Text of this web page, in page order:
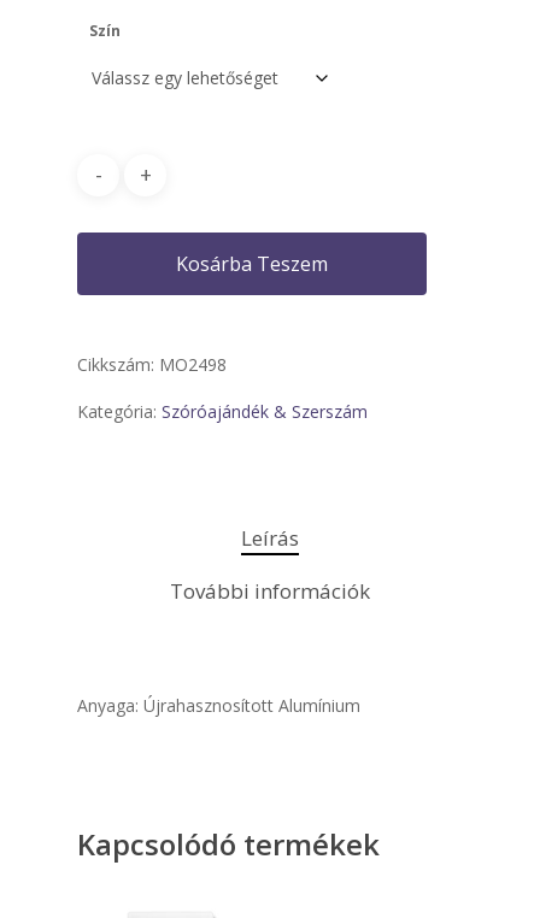
Szín
Kosárba Teszem
Cikkszám: MO2498
Kategória: Szóróajándék & Szerszám
Leírás
További információk
Anyaga: Újrahasznosított Alumínium
Kapcsolódó termékek